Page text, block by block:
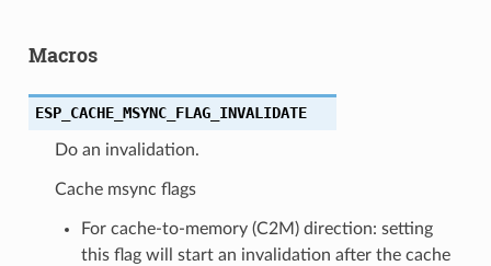
Macros
ESP_CACHE_MSYNC_FLAG_INVALIDATE
Do an invalidation.
Cache msync flags
For cache-to-memory (C2M) direction: setting
this flag will start an invalidation after the cache